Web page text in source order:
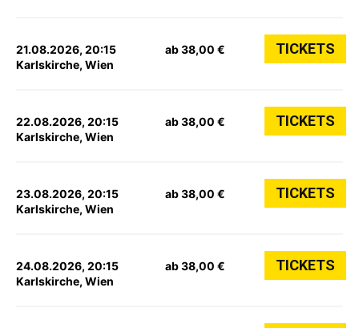
21.08.2026, 20:15
Karlskirche, Wien
ab 38,00 € TICKETS
22.08.2026, 20:15
Karlskirche, Wien
ab 38,00 € TICKETS
23.08.2026, 20:15
Karlskirche, Wien
ab 38,00 € TICKETS
24.08.2026, 20:15
Karlskirche, Wien
ab 38,00 € TICKETS